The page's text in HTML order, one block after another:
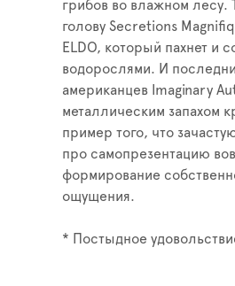
грибов во влажном лесу.
голову Secretions
ELDO, который пахнет и
водорослями. И
американцев Imaginary
металлическим запахом
пример того, что
про самопрезентацию
формирование
ощущения.
* Постыдное